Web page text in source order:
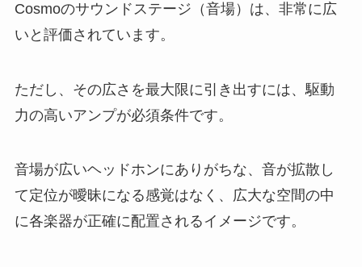
Cosmoのサウンドステージ（音場）は、非常に広
いと評価されています。
ただし、その広さを最大限に引き出すには、駆動
力の高いアンプが必須条件です。
音場が広いヘッドホンにありがちな、音が拡散し
て定位が曖昧になる感覚はなく、広大な空間の中
に各楽器が正確に配置されるイメージです。